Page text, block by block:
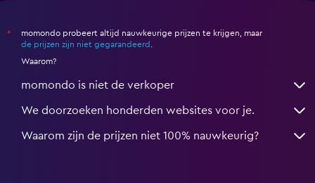
*
momondo probeert altijd nauwkeurige prijzen te krijgen, maar
de prijzen zijn niet gegarandeerd .
Waarom?
momondo is niet de verkoper
We doorzoeken honderden websites voor je.
Waarom zijn de prijzen niet 100% nauwkeurig?